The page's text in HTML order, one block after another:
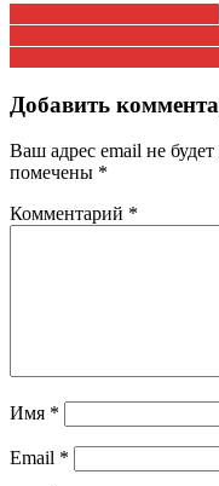
Навигация
по
Добавить
Ваш адрес email не
помечены *
Комментарий *
Имя *
Email *